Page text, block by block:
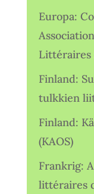
Europa:
Littéraires
Finland:
tulkkien
Finland:
(KAOS)
Frankrig:
littéraires